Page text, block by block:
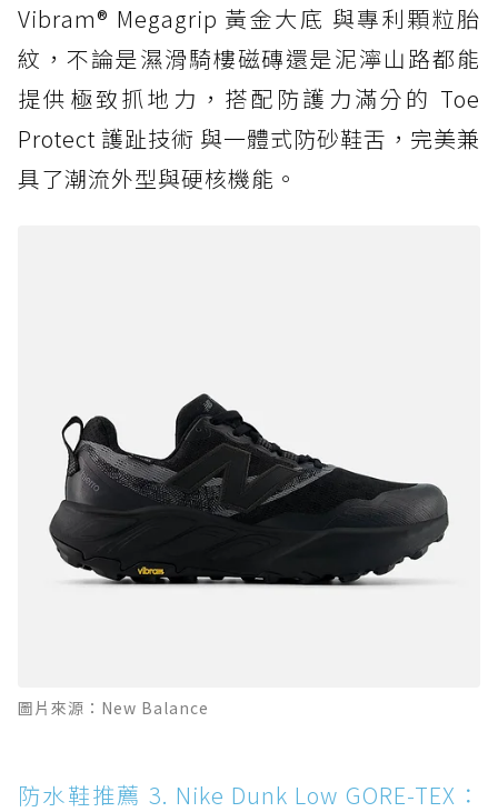
Vibram® Megagrip 黃金大底 與專利顆粒胎
紋，不論是濕滑騎樓磁磚還是泥濘山路都能
提供極致抓地力，搭配防護力滿分的 Toe
Protect 護趾技術 與一體式防砂鞋舌，完美兼
具了潮流外型與硬核機能。
圖片來源：New Balance
防水鞋推薦 3. Nike Dunk Low GORE-TEX：